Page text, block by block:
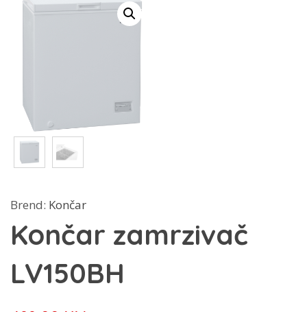
Brend: Končar
Končar zamrzivač
LV150BH